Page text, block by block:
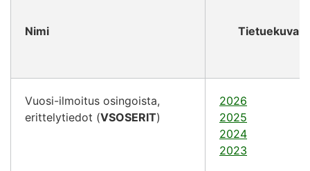
Nimi
Vuosi-ilmoitus osingoista,
erittelytiedot (VSOSERIT)
2026
2025
2024
2023